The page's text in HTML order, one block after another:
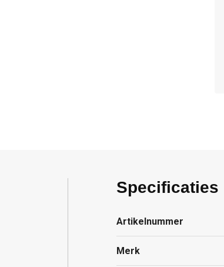
Specificaties
Artikelnummer
Merk